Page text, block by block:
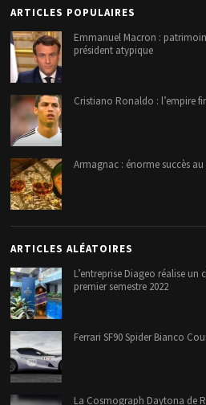
ARTICLES POPULAIRES
Emmanuel Macron :
président atypique
Cristiano Ronaldo : l’empire
Armagnac : énorme succès
ARTICLES ALÉATOIRES
L’entreprise Diageo réalise un
premier semestre 2022
Ferrari SF90 Spider Bianco
La Cosmograph Daytona de